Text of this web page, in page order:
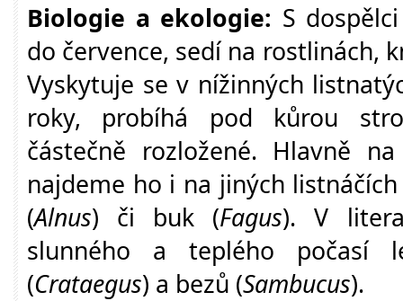
Biologie a ekologie: S
do července, sedí na rostlinách,
Vyskytuje se v nížinných
roky, probíhá pod kůrou
částečně rozložené. Hlavně
najdeme ho i na jiných
(Alnus) či buk (Fagus). V
slunného a teplého počasí
(Crataegus) a bezů (Sambucus).